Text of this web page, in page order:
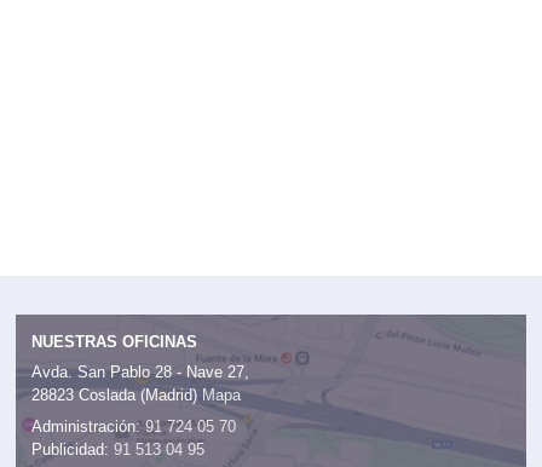
NUESTRAS OFICINAS
Avda. San Pablo 28 - Nave 27,
28823 Coslada (Madrid) Mapa
Administración: 91 724 05 70
Publicidad: 91 513 04 95